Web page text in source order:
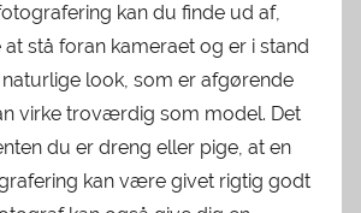
kan du finde ud af,
stå foran kameraet og er i stand
look, som er afgørende
virke troværdig som model. Det
du er dreng eller pige, at en
kan være givet rigtig godt